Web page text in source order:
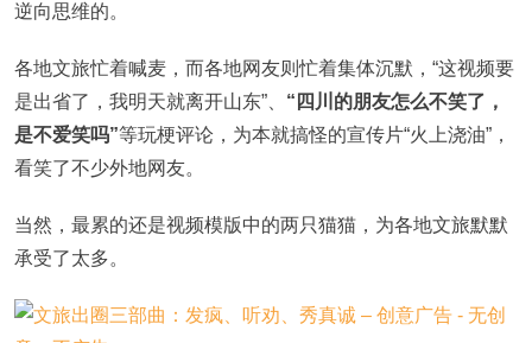
逆向思维的。
各地文旅忙着喊麦，而各地网友则忙着集体沉默，“这视频要
是出省了，我明天就离开山东”、 “四川的朋友怎么不笑了，
是不爱笑吗”等玩梗评论，为本就搞怪的宣传片“火上浇油”，
看笑了不少外地网友。
当然，最累的还是视频模版中的两只猫猫，为各地文旅默默
承受了太多。